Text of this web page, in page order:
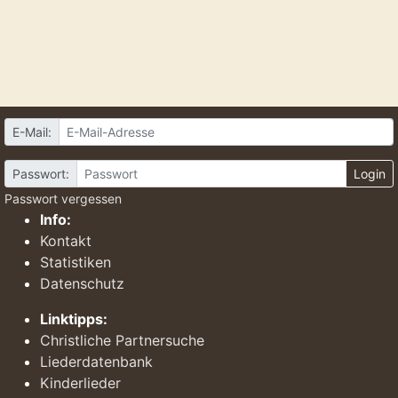
E-Mail:
Passwort:
Login
Passwort vergessen
Info:
Kontakt
Statistiken
Datenschutz
Linktipps:
Christliche Partnersuche
Liederdatenbank
Kinderlieder